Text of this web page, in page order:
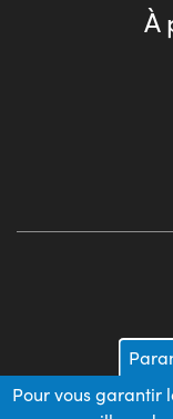
À
2
Pour vous garantir